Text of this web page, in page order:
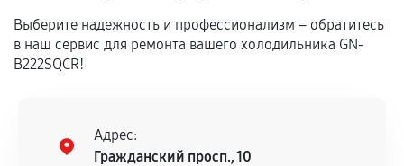
Выберите надежность и профессионализм – обратитесь
в наш сервис для ремонта вашего холодильника GN-
B222SQCR!
Адрес:
Гражданский просп., 10